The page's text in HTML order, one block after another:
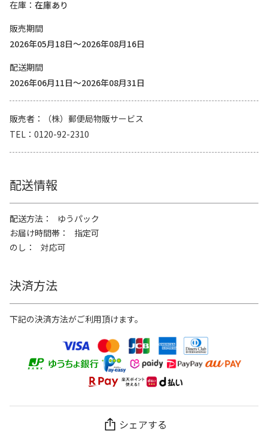
在庫
在庫あり
販売期間
2026年05月18日～2026年08月16日
配送期間
2026年06月11日～2026年08月31日
販売者
（株）郵便局物販サービス
TEL
0120-92-2310
配送情報
配送方法
ゆうパック
お届け時間帯
指定可
のし
対応可
決済方法
下記の決済方法がご利用頂けます。
シェアする